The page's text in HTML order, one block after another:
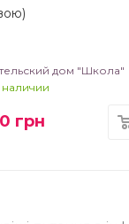
дом "Школа"
наличии
грн